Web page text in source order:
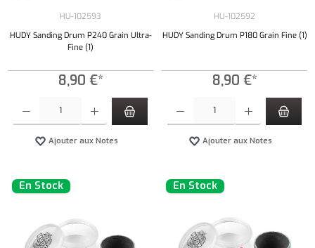
HU-102593
HUDY Sanding Drum P240 Grain Ultra-
Fine (1)
8,90 €*
Ajouter aux Notes
HU-102592
HUDY Sanding Drum P180 Grain Fine (1)
8,90 €*
Ajouter aux Notes
En Stock En Stock